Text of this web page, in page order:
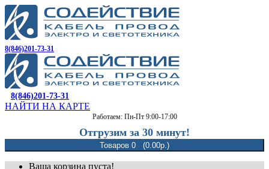
8(846)201-73-31
8(846)201-73-31
НАЙТИ НА КАРТЕ
Работаем: Пн-Пт 9:00-17:00
Отгрузим за 30 минут!
Товаров 0 (0.00р.)
Ваша корзина пуста!